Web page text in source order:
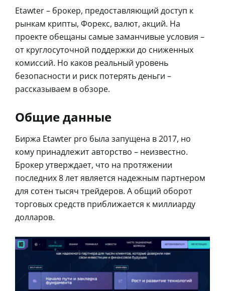
Etawter – брокер, предоставляющий доступ к
рынкам крипты, Форекс, валют, акций. На
проекте обещаны самые заманчивые условия –
от круглосуточной поддержки до сниженных
комиссий. Но каков реальный уровень
безопасности и риск потерять деньги –
рассказываем в обзоре.
Общие данные
Биржа Etawter pro была запущена в 2017, но
кому принадлежит авторство – неизвестно.
Брокер утверждает, что на протяжении
последних 8 лет является надежным партнером
для сотен тысяч трейдеров. А общий оборот
торговых средств приближается к миллиарду
долларов.